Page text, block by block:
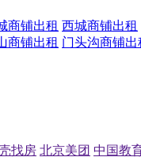
商铺出租 西城商铺出租
商铺出租 门头沟商铺出
找房 北京美团 中国教